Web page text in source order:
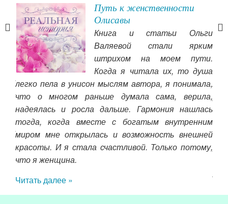
Путь к женственности
Олисавы
Книга и статьи Ольги
Валяевой стали ярким
штрихом на моем пути.
Когда я читала их, то душа
легко пела в унисон мыслям автора, я понимала,
что о многом раньше думала сама, верила,
надеялась и росла дальше. Гармония нашлась
тогда, когда вместе с богатым внутренним
миром мне открылась и возможность внешней
красоты. И я стала счастливой. Только потому,
что я женщина.
Читать далее »